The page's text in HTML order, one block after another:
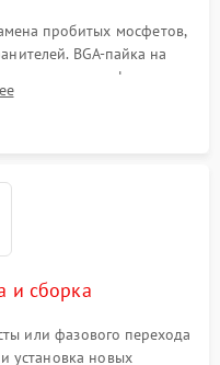
пробитых мосфетов,
BGA-пайка на
замена графического
Прошивка BIOS
и сборка
или фазового перехода
установка новых